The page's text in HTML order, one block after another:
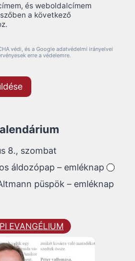
és weboldalcímem
a következő
védi, és a Google adatvédelmi irányelvei
erre a védelemre.
8., szombat
áldozópap – emléknap
püspök – emléknap
EVANGÉLIUM